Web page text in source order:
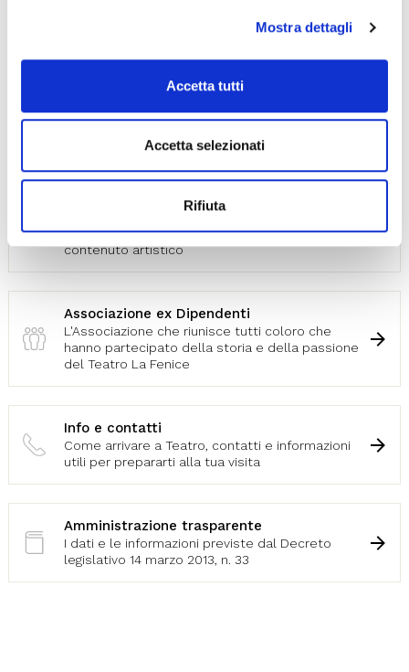
Mostra dettagli
Accetta tutti
Accetta selezionati
Rifiuta
Mecenati
Tutti i Mecenati che hanno scelto di investire
una stagione sempre più ricca e di elevato
contenuto artistico
Associazione ex Dipendenti
L'Associazione che riunisce tutti coloro che
hanno partecipato della storia e della passione
del Teatro La Fenice
Info e contatti
Come arrivare a Teatro, contatti e informazioni
utili per prepararti alla tua visita
Amministrazione trasparente
I dati e le informazioni previste dal Decreto
legislativo 14 marzo 2013, n. 33